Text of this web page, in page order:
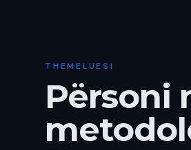
THEMELUESI
Përsoni